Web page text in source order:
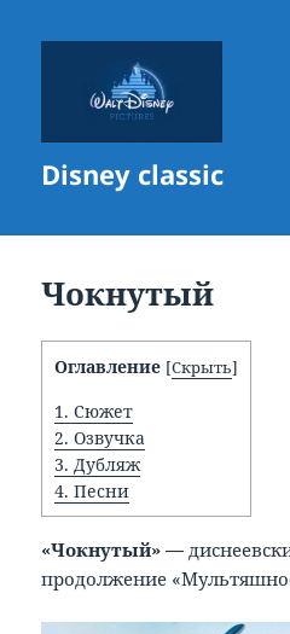
Disney classic
Чокнутый
Оглавление [Скрыть]
1. Сюжет
2. Озвучка
3. Дубляж
4. Песни
«Чокнутый» —
продолжение